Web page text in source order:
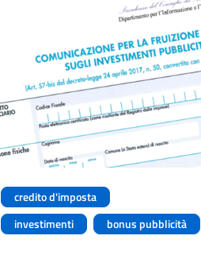
credito d'imposta
investimenti
bonus pubblicità